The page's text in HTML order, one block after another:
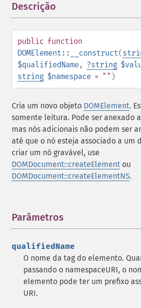
Descrição
public function
DOMElement::__construct(
$qualifiedName, ?string
string $namespace = "" )
Cria um novo objeto DOMElement.
somente leitura. Pode ser anexado
mas nós adicionais não podem ser
até que o nó esteja associado a um
criar um nó gravável, use
DOMDocument::createElement ou
DOMDocument::createElementNS.
Parâmetros
qualifiedName
O nome da tag do elemento.
passando o namespaceURI, o
elemento pode ter um prefixo
URI.